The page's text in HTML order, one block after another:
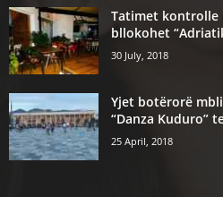
Tatimet kontrolle
bllokohet
30 July, 2018
Yjet botërorë
“Danza Kuduro”
25 April, 2018